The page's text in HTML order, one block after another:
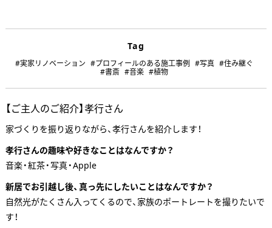
Tag
#実家リノベーション #プロフィールのある施工事例 #写真 #住み継ぐ
#書斎 #音楽 #植物
【ご主人のご紹介】孝行さん
家づくりを振り返りながら、孝行さんを紹介します！
孝行さんの趣味や好きなことはなんですか？
音楽・紅茶・写真・Apple
新居でお引越し後、真っ先にしたいことはなんですか？
自然光がたくさん入ってくるので、家族のポートレートを撮りたいで
す！